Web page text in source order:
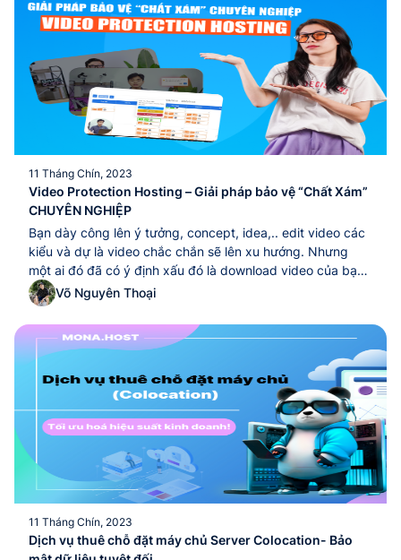
mềm, Website của bạn lại load quá chậm. Nhất là trong
các đợt đăng ký lịch học/lịch thi thì Website SẬP. Vậy đâu
là giải pháp dành cho...
11 Tháng Chín, 2023
Video Protection Hosting – Giải pháp bảo vệ “Chất Xám”
CHUYÊN NGHIỆP
Bạn dày công lên ý tưởng, concept, idea,.. edit video các
kiểu và dự là video chắc chắn sẽ lên xu hướng. Nhưng
một ai đó đã có ý định xấu đó là download video của bạn
về và đăng lại nhưng không may Video đó lại được lên xu
hướng thì công sức của...Bạn dày công lên ý tưởng,
concept, idea,.. edit video các kiểu và dự là video chắc
chắn sẽ lên xu hướng. Nhưng một ai đó đã có ý định xấu
đó là download video của bạn về và đăng lại nhưng không
may Video đó lại được lên xu hướng thì công sức của...
Võ Nguyên Thoại
11 Tháng Chín, 2023
Dịch vụ thuê chỗ đặt máy chủ Server Colocation- Bảo